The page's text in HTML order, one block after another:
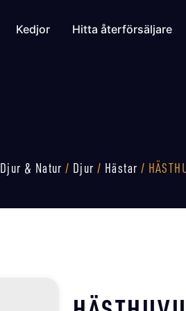
Kedjor Hitta återförsäljare
Djur & Natur / Djur / Hästar /